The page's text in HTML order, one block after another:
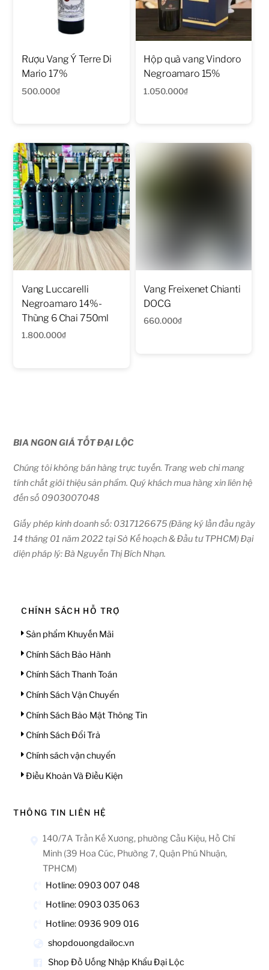
Rượu Vang Ý Terre Di
Mario 17%
500.000₫
Hộp quà vang Vindoro
Negroamaro 15%
1.050.000₫
Vang Luccarelli
Negroamaro 14%-
Thùng 6 Chai 750ml
1.800.000₫
Vang Freixenet Chianti
DOCG
660.000₫
BIA NGON GIÁ TỐT ĐẠI LỘC
Chúng tôi không bán hàng trực tuyến. Trang web chỉ mang
tính chất giới thiệu sản phẩm. Quý khách mua hàng xin liên hệ
đến số 0903007048
Giấy phép kinh doanh số: 0317126675 (Đăng ký lần đầu ngày
14 tháng 01 năm 2022 tại Sở Kế hoạch & Đầu tư TPHCM) Đại
diện pháp lý: Bà Nguyễn Thị Bích Nhạn.
CHÍNH SÁCH HỖ TRỢ
Sản phẩm Khuyến Mãi
Chính Sách Bảo Hành
Chính Sách Thanh Toán
Chính Sách Vận Chuyển
Chính Sách Bảo Mật Thông Tin
Chính Sách Đổi Trả
Chính sách vận chuyển
Điều Khoản Và Điều Kiện
THÔNG TIN LIÊN HỆ
140/7A Trần Kế Xương, phường Cầu Kiệu, Hồ Chí
Minh (39 Hoa Cúc, Phường 7, Quận Phú Nhuận,
TPHCM)
Hotline: 0903 007 048
Hotline: 0903 035 063
Hotline: 0936 909 016
shopdouongdailoc.vn
Shop Đồ Uống Nhập Khẩu Đại Lộc